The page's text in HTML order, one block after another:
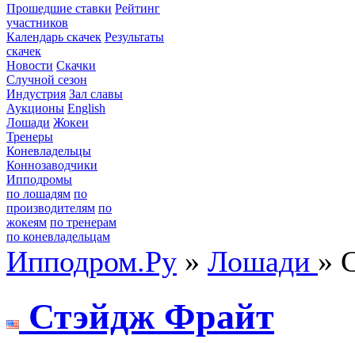
Прошедшие ставки Рейтинг
участников
Календарь скачек Результаты
скачек
Новости Скачки
Случной сезон
Индустрия Зал славы
Аукционы English
Лошади Жокеи
Тренеры
Коневладельцы
Коннозаводчики
Ипподромы
по лошадям по
производителям по
жокеям по тренерам
по коневладельцам
Ипподром.Ру » Лошади »
Стэйдж Фpaйт